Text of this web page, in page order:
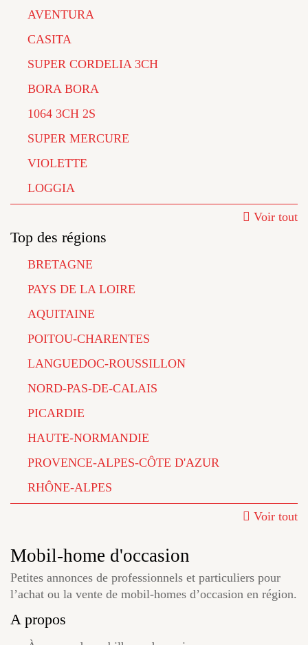
AVENTURA
CASITA
SUPER CORDELIA 3CH
BORA BORA
1064 3CH 2S
SUPER MERCURE
VIOLETTE
LOGGIA
Voir tout
Top des régions
BRETAGNE
PAYS DE LA LOIRE
AQUITAINE
POITOU-CHARENTES
LANGUEDOC-ROUSSILLON
NORD-PAS-DE-CALAIS
PICARDIE
HAUTE-NORMANDIE
PROVENCE-ALPES-CÔTE D'AZUR
RHÔNE-ALPES
Voir tout
Mobil-home d'occasion
Petites annonces de professionnels et particuliers pour
l’achat ou la vente de mobil-homes d’occasion en région.
A propos